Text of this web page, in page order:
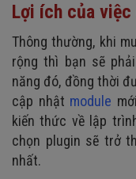
Lợi ích của
Thông thường, khi
rộng thì bạn sẽ
năng đó, đồng thời
cập nhật module
kiến thức về lập
chọn plugin sẽ trở
nhất.